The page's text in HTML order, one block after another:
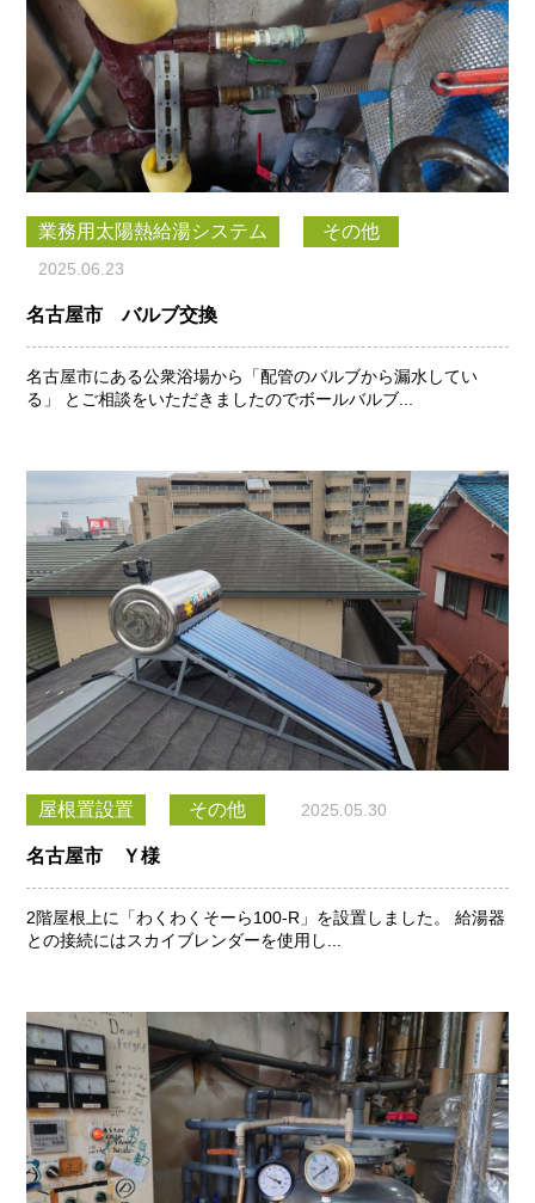
業務用太陽熱給湯システム その他
2025.06.23
名古屋市 バルブ交換
名古屋市にある公衆浴場から「配管のバルブから漏水してい
る」 とご相談をいただきましたのでボールバルブ...
屋根置設置 その他 2025.05.30
名古屋市 Ｙ様
2階屋根上に「わくわくそーら100-R」を設置しました。 給湯器
との接続にはスカイブレンダーを使用し...